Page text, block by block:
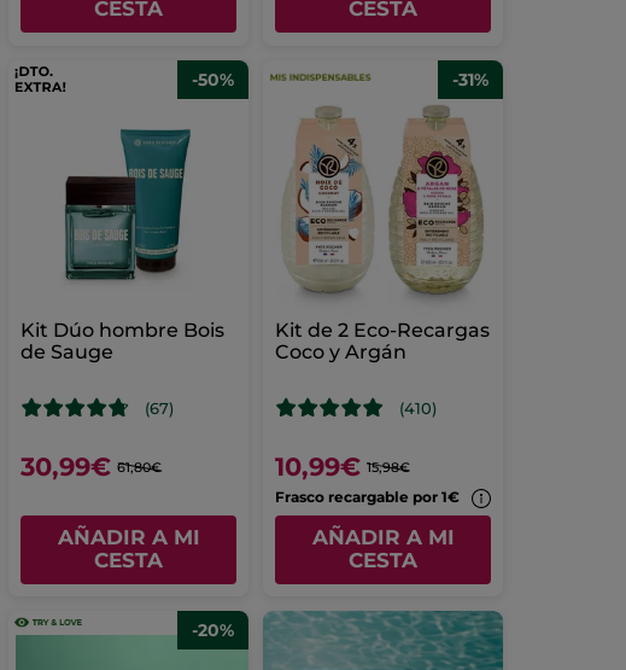
CESTA
CESTA
-50%
Kit Dúo hombre Bois
de Sauge
(67)
30,99€ 61,80€
AÑADIR A MI
CESTA
-31%
Kit de 2 Eco-Recargas
Coco y Argán
(410)
10,99€ 15,98€
Frasco recargable por 1€
AÑADIR A MI
CESTA
-20%